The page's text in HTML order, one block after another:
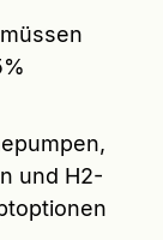
und H2-